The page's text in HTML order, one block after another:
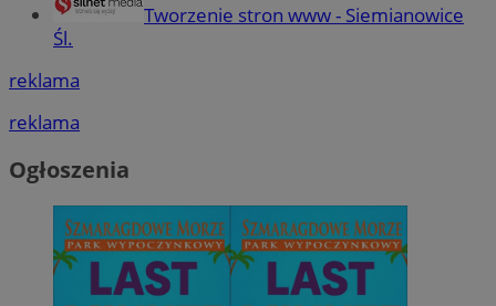
Tworzenie stron www - Siemianowice
Śl.
reklama
reklama
Ogłoszenia